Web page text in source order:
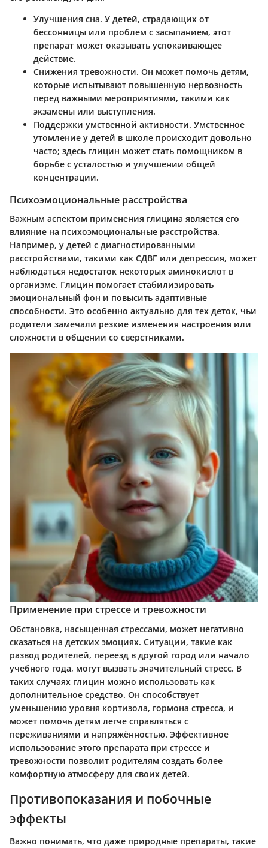
Улучшения сна. У детей, страдающих от
бессонницы или проблем с засыпанием, этот
препарат может оказывать успокаивающее
действие.
Снижения тревожности. Он может помочь детям,
которые испытывают повышенную нервозность
перед важными мероприятиями, такими как
экзамены или выступления.
Поддержки умственной активности. Умственное
утомление у детей в школе происходит довольно
часто; здесь глицин может стать помощником в
борьбе с усталостью и улучшении общей
концентрации.
Психоэмоциональные расстройства
Важным аспектом применения глицина является его
влияние на психоэмоциональные расстройства.
Например, у детей с диагностированными
расстройствами, такими как СДВГ или депрессия, может
наблюдаться недостаток некоторых аминокислот в
организме. Глицин помогает стабилизировать
эмоциональный фон и повысить адаптивные
способности. Это особенно актуально для тех деток, чьи
родители замечали резкие изменения настроения или
сложности в общении со сверстниками.
Применение при стрессе и тревожности
Обстановка, насыщенная стрессами, может негативно
сказаться на детских эмоциях. Ситуации, такие как
развод родителей, переезд в другой город или начало
учебного года, могут вызвать значительный стресс. В
таких случаях глицин можно использовать как
дополнительное средство. Он способствует
уменьшению уровня кортизола, гормона стресса, и
может помочь детям легче справляться с
переживаниями и напряжённостью. Эффективное
использование этого препарата при стрессе и
тревожности позволит родителям создать более
комфортную атмосферу для своих детей.
Противопоказания и побочные
эффекты
Важно понимать, что даже природные препараты, такие